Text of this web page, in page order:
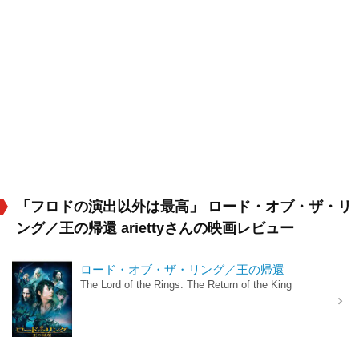
「フロドの演出以外は最高」 ロード・オブ・ザ・リ
ング／王の帰還 ariettyさんの映画レビュー
ロード・オブ・ザ・リング／王の帰還
The Lord of the Rings: The Return of the King